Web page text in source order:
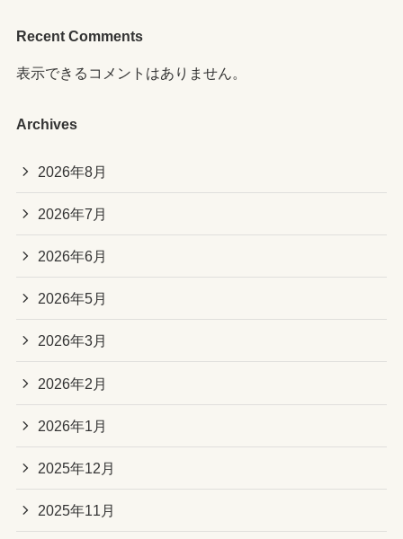
Recent Comments
表示できるコメントはありません。
Archives
2026年8月
2026年7月
2026年6月
2026年5月
2026年3月
2026年2月
2026年1月
2025年12月
2025年11月